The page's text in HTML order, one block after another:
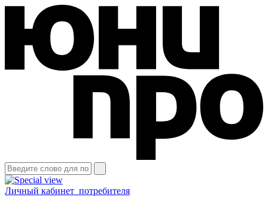
Личный кабинет потребителя